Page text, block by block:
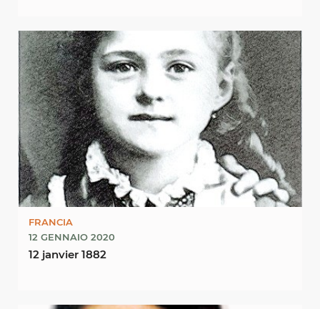
FRANCIA
12 GENNAIO 2020
12 janvier 1882